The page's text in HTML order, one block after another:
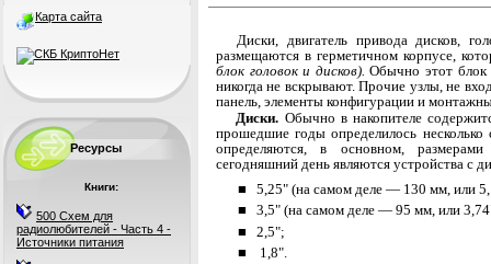
Карта сайта
Ресурсы
Книги:
500 Схем для
радиолюбителей - Часть 4 -
Источники питания
Диски, двигатель привода дисков,
размеща­ются в герметичном корпусе,
блок головок и дисков).Обычно этот блок
никогда не вскрыва­ют. Прочие узлы, не
панель, элементы конфигурации и
Диски. Обычно в накопителе
про­шедшие годы определилось несколько
опреде­ляются, в основном,
сегодняшний день являются устройства с
■ 5,25" (на самом деле — 130 мм, или
■ 3,5" (на самом деле — 95 мм, или
■ 2,5";
■ 1,8".